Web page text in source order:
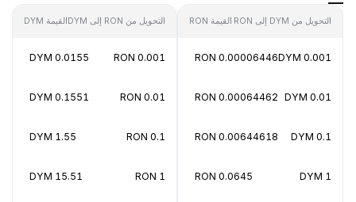
التحويل من DYM إلى RON القيمة RON
0.001 DYM
0.00006446 RON
0.01 DYM
0.00064462 RON
0.1 DYM
0.00644618 RON
1 DYM
0.0645 RON
التحويل من RON إلى DYM القيمة DYM
0.001 RON
0.0155 DYM
0.01 RON
0.1551 DYM
0.1 RON
1.55 DYM
1 RON
15.51 DYM